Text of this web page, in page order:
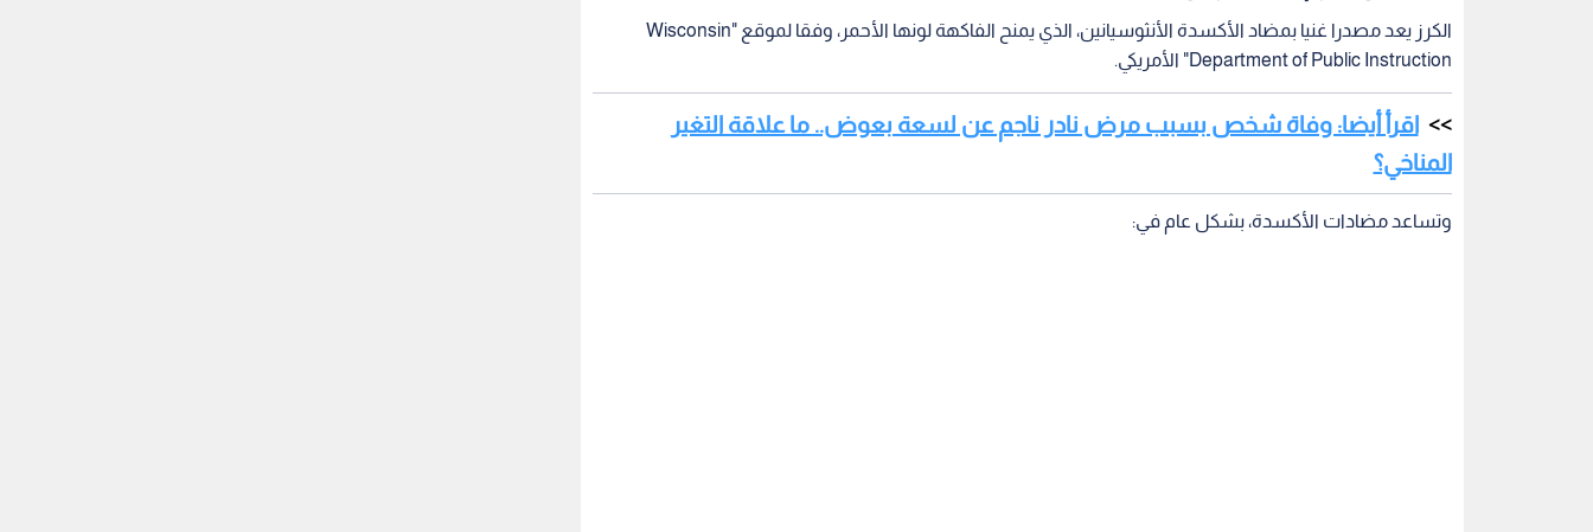
الكرز يعد مصدرا غنيا بمضاد الأكسدة الأنثوسيانين، الذي يمنح الفاكهة لونها الأحمر، وفقا لموقع "Wisconsin
Department of Public Instruction" الأمريكي.
اقرأ أيضا: وفاة شخص بسبب مرض نادر ناجم عن لسعة بعوض.. ما علاقة التغير
المناخي؟
وتساعد مضادات الأكسدة، بشكل عام في: